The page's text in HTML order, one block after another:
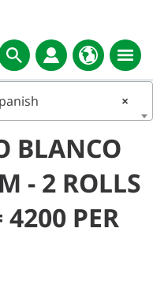
×
BLANCO
- 2 ROLLS
PER